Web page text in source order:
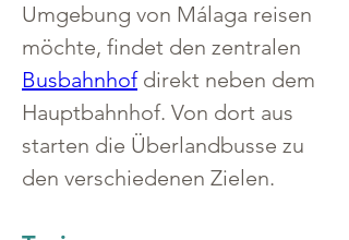
Umgebung von Málaga reisen
möchte, findet den zentralen
Busbahnhof direkt neben dem
Hauptbahnhof. Von dort aus
starten die Überlandbusse zu
den verschiedenen Zielen.